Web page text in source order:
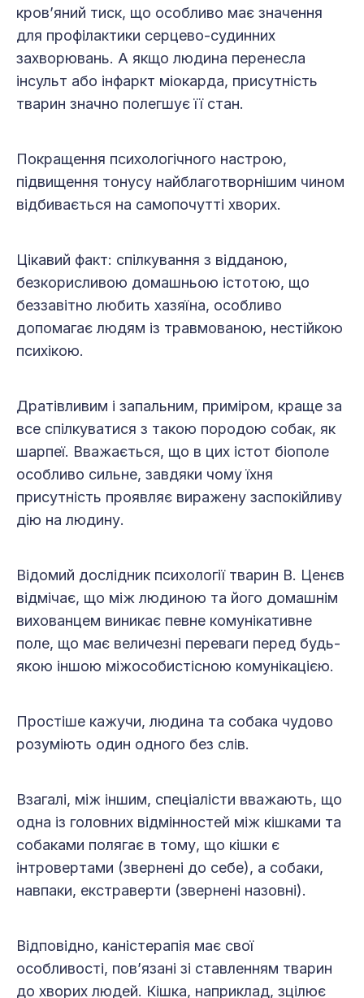
кров’яний тиск, що особливо має значення
для профілактики серцево-судинних
захворювань. А якщо людина перенесла
інсульт або інфаркт міокарда, присутність
тварин значно полегшує її стан.
Покращення психологічного настрою,
підвищення тонусу найблаготворнішим чином
відбивається на самопочутті хворих.
Цікавий факт: спілкування з відданою,
безкорисливою домашньою істотою, що
беззавітно любить хазяїна, особливо
допомагає людям із травмованою, нестійкою
психікою.
Дратівливим і запальним, приміром, краще за
все спілкуватися з такою породою собак, як
шарпеї. Вважається, що в цих істот біополе
особливо сильне, завдяки чому їхня
присутність проявляє виражену заспокійливу
дію на людину.
Відомий дослідник психології тварин В. Ценєв
відмічає, що між людиною та його домашнім
вихованцем виникає певне комунікативне
поле, що має величезні переваги перед будь-
якою іншою міжособистісною комунікацією.
Простіше кажучи, людина та собака чудово
розуміють один одного без слів.
Взагалі, між іншим, спеціалісти вважають, що
одна із головних відмінностей між кішками та
собаками полягає в тому, що кішки є
інтровертами (звернені до себе), а собаки,
навпаки, екстраверти (звернені назовні).
Відповідно, каністерапія має свої
особливості, пов’язані зі ставленням тварин
до хворих людей. Кішка, наприклад, зцілює